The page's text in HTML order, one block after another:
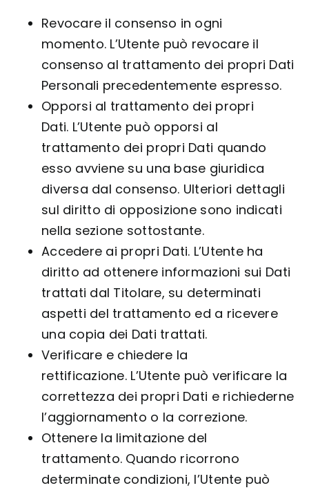
Revocare il consenso in ogni
momento. L’Utente può revocare il
consenso al trattamento dei propri Dati
Personali precedentemente espresso.
Opporsi al trattamento dei propri
Dati. L’Utente può opporsi al
trattamento dei propri Dati quando
esso avviene su una base giuridica
diversa dal consenso. Ulteriori dettagli
sul diritto di opposizione sono indicati
nella sezione sottostante.
Accedere ai propri Dati. L’Utente ha
diritto ad ottenere informazioni sui Dati
trattati dal Titolare, su determinati
aspetti del trattamento ed a ricevere
una copia dei Dati trattati.
Verificare e chiedere la
rettificazione. L’Utente può verificare la
correttezza dei propri Dati e richiederne
l’aggiornamento o la correzione.
Ottenere la limitazione del
trattamento. Quando ricorrono
determinate condizioni, l’Utente può